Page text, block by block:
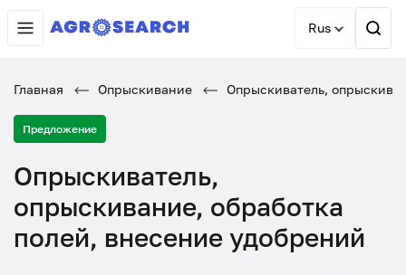
Rus
Главная Опрыскивание Опрыскиватель,
Предложение
Опрыскиватель,
опрыскивание, обработка
полей, внесение удобрений